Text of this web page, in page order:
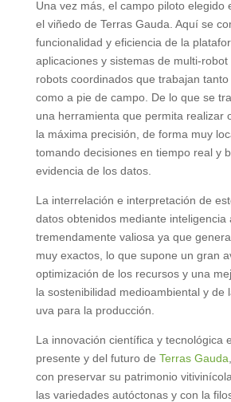
Una vez más, el campo piloto elegido
el viñedo de Terras Gauda. Aquí se
funcionalidad y eficiencia de la
aplicaciones y sistemas de multi-robot
robots coordinados que trabajan
como a pie de campo. De lo que se
una herramienta que permita realizar
la máxima precisión, de forma muy
tomando decisiones en tiempo real y
evidencia de los datos.
La interrelación e interpretación de
datos obtenidos mediante inteligencia
tremendamente valiosa ya que
muy exactos, lo que supone un gran
optimización de los recursos y una
la sostenibilidad medioambiental y de
uva para la producción.
La innovación científica y tecnológica
presente y del futuro de Terras Gauda
con preservar su patrimonio
las variedades autóctonas y con la